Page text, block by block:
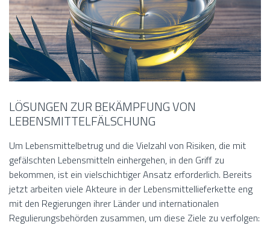
LÖSUNGEN ZUR BEKÄMPFUNG VON
LEBENSMITTELFÄLSCHUNG
Um Lebensmittelbetrug und die Vielzahl von Risiken, die mit
gefälschten Lebensmitteln einhergehen, in den Griff zu
bekommen, ist ein vielschichtiger Ansatz erforderlich. Bereits
jetzt arbeiten viele Akteure in der Lebensmittellieferkette eng
mit den Regierungen ihrer Länder und internationalen
Regulierungsbehörden zusammen, um diese Ziele zu verfolgen: